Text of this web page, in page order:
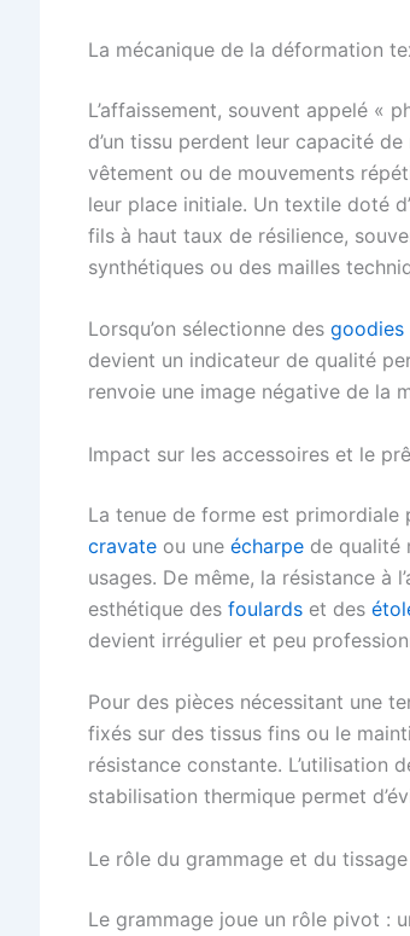
La mécanique de la déformation
L’affaissement, souvent appelé «
d’un tissu perdent leur capacité
vêtement ou de mouvements
leur place initiale. Un textile doté
fils à haut taux de résilience,
synthétiques ou des mailles
Lorsqu’on sélectionne des goodies
devient un indicateur de qualité
renvoie une image négative de la
Impact sur les accessoires et le
La tenue de forme est primordiale
cravate ou une écharpe de qualité
usages. De même, la résistance à
esthétique des foulards et des
devient irrégulier et peu
Pour des pièces nécessitant une
fixés sur des tissus fins ou le
résistance constante. L’utilisation
stabilisation thermique permet
Le rôle du grammage et du tissage
Le grammage joue un rôle pivot :